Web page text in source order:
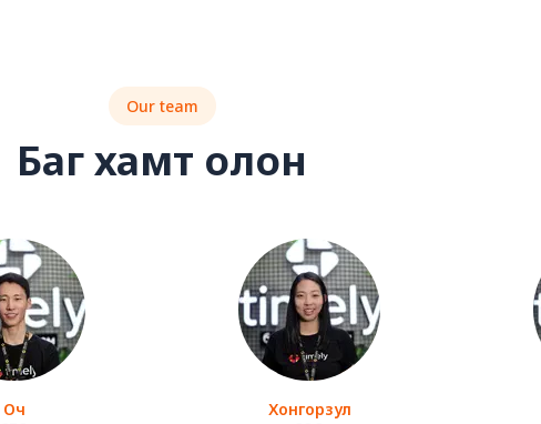
Our team
Баг хамт олон
Оч Хонгорзул